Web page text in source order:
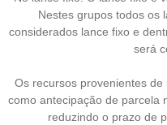
Nestes grupos todos os
considerados lance fixo e
será
Os recursos provenientes
como antecipação de parcela
reduzindo o prazo de